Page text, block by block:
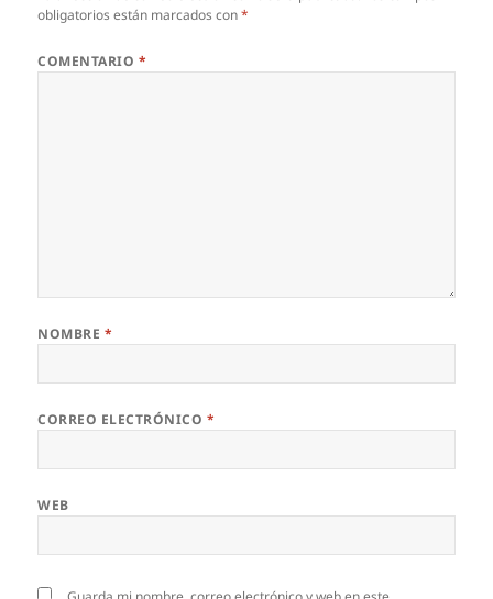
obligatorios están marcados con*
COMENTARIO *
NOMBRE *
CORREO ELECTRÓNICO *
WEB